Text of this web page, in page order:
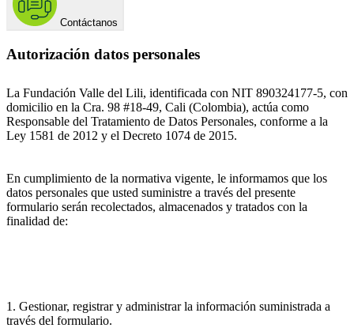
Contáctanos
Autorización datos personales
La Fundación Valle del Lili, identificada con NIT 890324177-5, con
domicilio en la Cra. 98 #18-49, Cali (Colombia), actúa como
Responsable del Tratamiento de Datos Personales, conforme a la
Ley 1581 de 2012 y el Decreto 1074 de 2015.
En cumplimiento de la normativa vigente, le informamos que los
datos personales que usted suministre a través del presente
formulario serán recolectados, almacenados y tratados con la
finalidad de:
1. Gestionar, registrar y administrar la información suministrada a
través del formulario.